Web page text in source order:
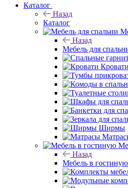
Каталог
Назад
Каталог
Назад
Мебель для
Кровати
Ширмы
Назад
Мебель в гостиную